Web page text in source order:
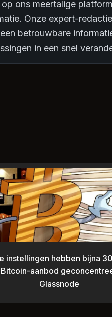
ons meertalige
Onze expert-
betrouwbare
in een snel
instellingen hebben bijna
aanbod
Glassnode